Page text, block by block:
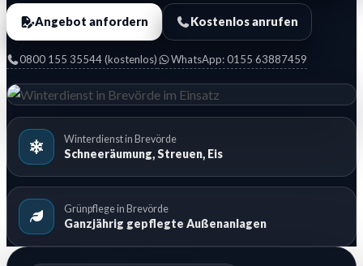
Angebot anfordern Kostenlos anrufen
0800 155 35544 (kostenlos) WhatsApp: 0155 63887459
Winterdienst in Brevörde
Schneeräumung, Streuen, Eis
Grünpflege in Brevörde
Ganzjährig gepflegte Außenanlagen